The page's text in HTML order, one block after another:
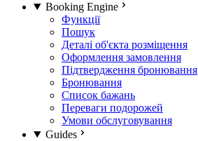
Booking Engine
Функції
Пошук
Деталі об'єкта розміщення
Оформлення замовлення
Підтвердження бронювання
Бронювання
Список бажань
Переваги подорожей
Умови обслуговування
Guides